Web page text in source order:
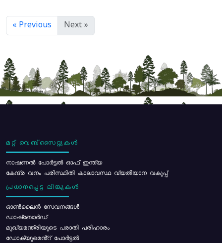
« Previous Next »
മറ്റ് വെബ്സൈറ്റുകൾ
നാഷണൽ പോർട്ടൽ ഓഫ് ഇന്ത്യ
കേന്ദ്ര വനം പരിസ്ഥിതി കാലാവസ്ഥ വ്യതിയാന വകുപ്പ്
പ്രധാനപ്പെട്ട ലിങ്കുകൾ
ഓൺലൈൻ സേവനങ്ങൾ
ഡാഷ്ബോർഡ്
മുഖ്യമന്ത്രിയുടെ പരാതി പരിഹാരം
ഡോക്യുമെൻ്റ് പോർട്ടൽ